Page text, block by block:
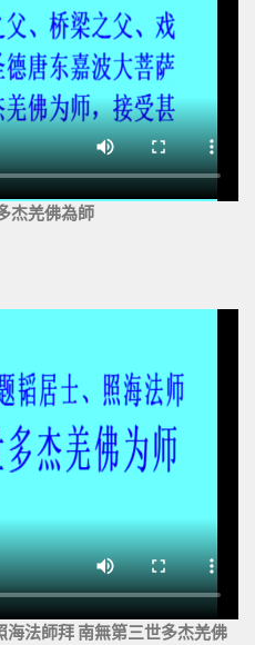
杰羌佛為師
法師拜 南無第三世多杰羌佛